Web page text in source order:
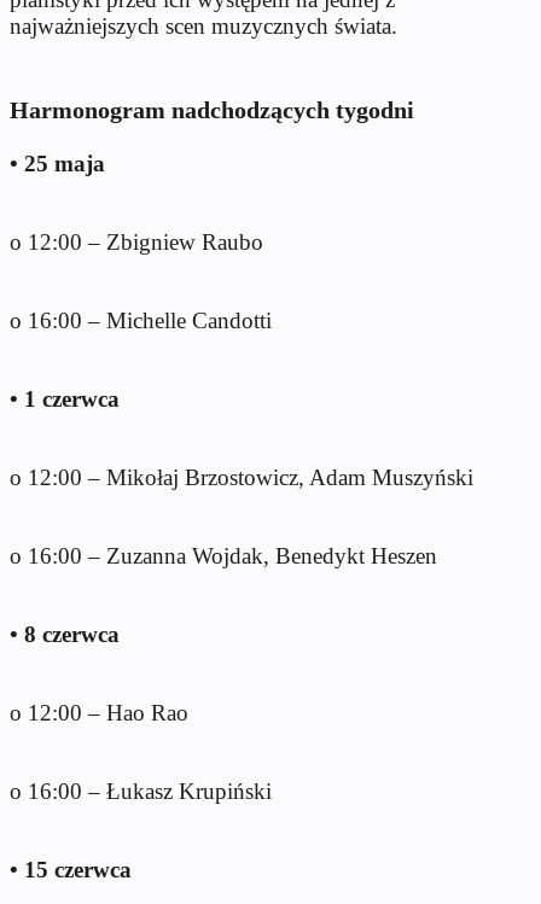
najważniejszych scen muzycznych świata.
Harmonogram nadchodzących tygodni
• 25 maja
o 12:00 – Zbigniew Raubo
o 16:00 – Michelle Candotti
• 1 czerwca
o 12:00 – Mikołaj Brzostowicz, Adam Muszyński
o 16:00 – Zuzanna Wojdak, Benedykt Heszen
• 8 czerwca
o 12:00 – Hao Rao
o 16:00 – Łukasz Krupiński
• 15 czerwca